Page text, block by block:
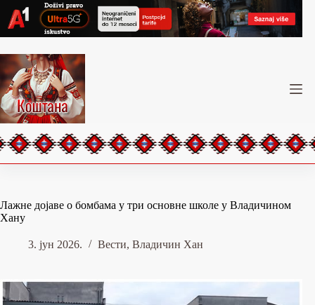
content
Лажне дојаве о бомбама у три основне школе у Владичином
Хану
3. јун 2026. Вести, Владичин Хан